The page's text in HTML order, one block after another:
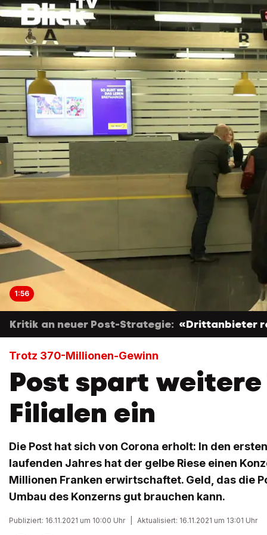
1:56
Kritik an neuer Post-Strategie: «Drittanbieter
Trotz 370-Millionen-Gewinn
Post spart weitere
Filialen ein
Die Post hat sich von Corona erholt: In den
laufenden Jahres hat der gelbe Riese einen
Millionen Franken erwirtschaftet. Geld, das die
Umbau des Konzerns gut brauchen kann.
Publiziert: 16.11.2021 um 10:00 Uhr Aktualisiert: 16.11.2021 um 13:01 Uhr